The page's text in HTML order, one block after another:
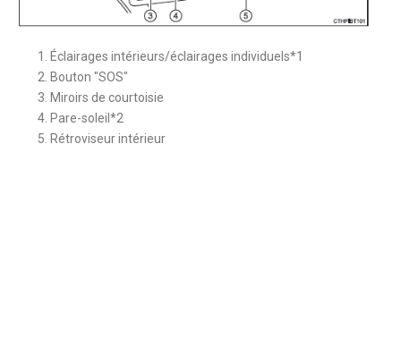
Éclairages intérieurs/éclairages individuels*1
Bouton "SOS"
Miroirs de courtoisie
Pare-soleil*2
Rétroviseur intérieur